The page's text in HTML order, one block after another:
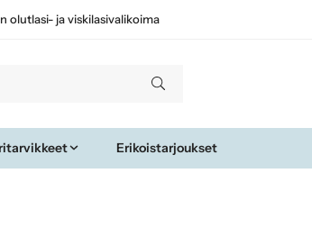
olutlasi- ja viskilasivalikoima
Erikoistarjoukset